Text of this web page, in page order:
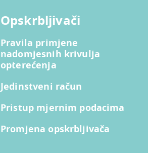
Opskrbljivači
Pravila primjene
nadomjesnih krivulja
opterećenja
Jedinstveni račun
Pristup mjernim podacima
Promjena opskrbljivača